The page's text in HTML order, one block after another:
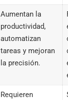
Aumentan la
productividad,
automatizan
tareas y mejoran
la precisión.
Requieren